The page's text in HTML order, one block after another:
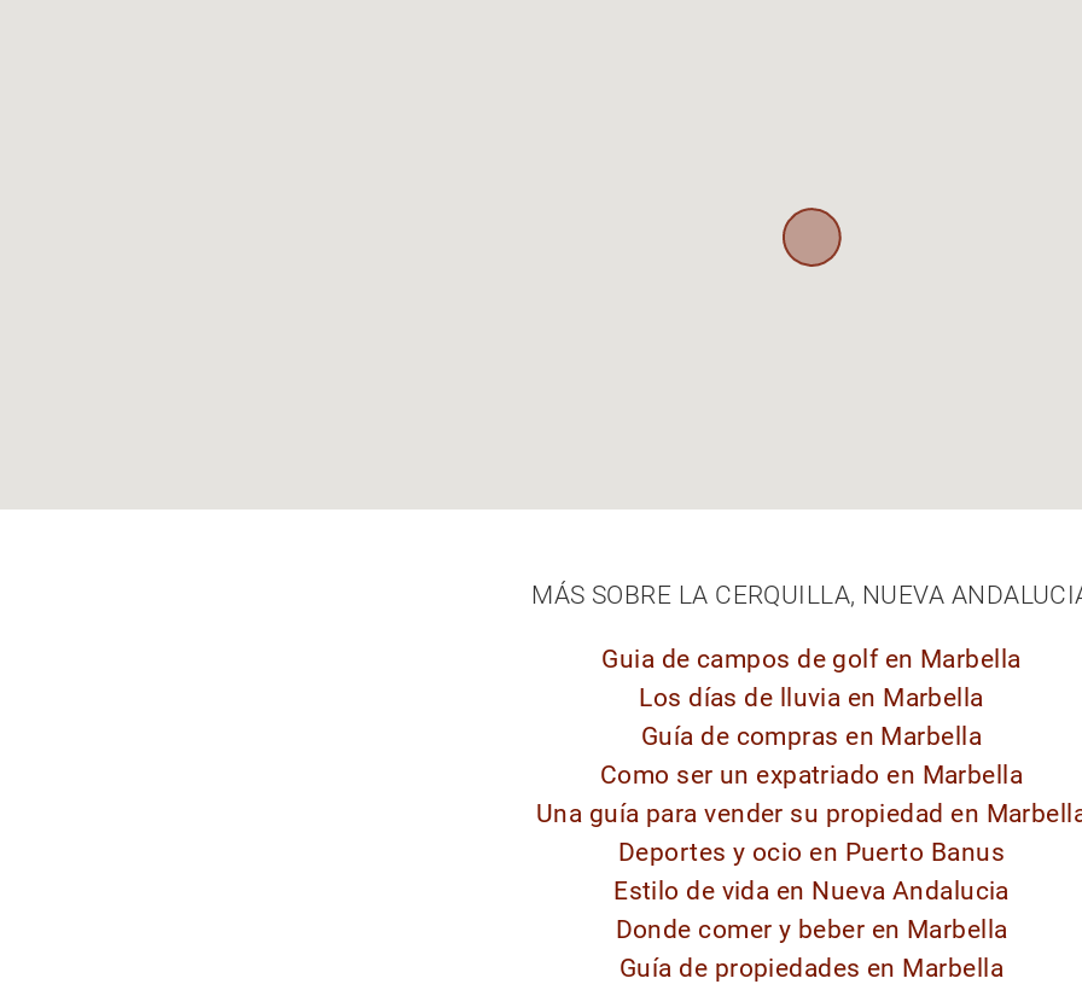
MÁS SOBRE LA CERQUILLA, NUEVA
Guia de campos de golf en Marbella
Los días de lluvia en Marbella
Guía de compras en Marbella
Como ser un expatriado en Marbella
Una guía para vender su propiedad en
Deportes y ocio en Puerto Banus
Estilo de vida en Nueva Andalucia
Donde comer y beber en Marbella
Guía de propiedades en Marbella